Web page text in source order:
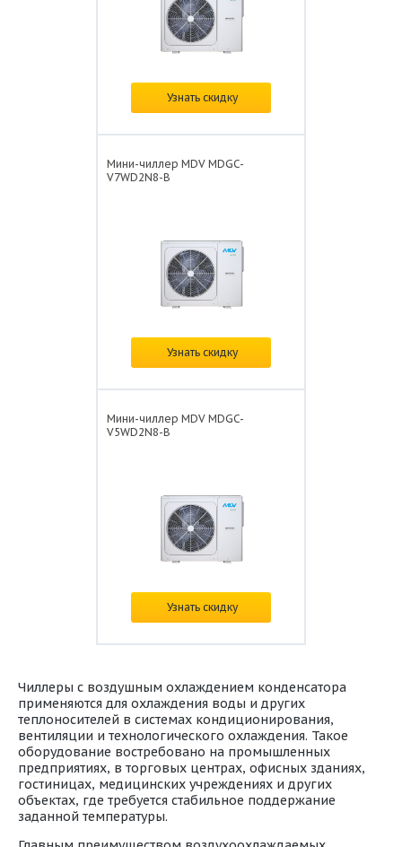
по запросу
Узнать скидку
Мини-чиллер MDV MDGC-
V7WD2N8-B
по запросу
Узнать скидку
Мини-чиллер MDV MDGC-
V5WD2N8-B
по запросу
Узнать скидку
Чиллеры с воздушным охлаждением конденсатора
применяются для охлаждения воды и других
теплоносителей в системах кондиционирования,
вентиляции и технологического охлаждения. Такое
оборудование востребовано на промышленных
предприятиях, в торговых центрах, офисных зданиях,
гостиницах, медицинских учреждениях и других
объектах, где требуется стабильное поддержание
заданной температуры.